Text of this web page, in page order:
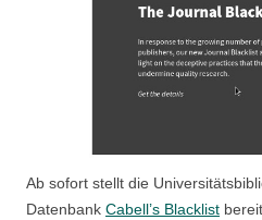
Ab sofort stellt die
Datenbank Cabell’s Blacklist